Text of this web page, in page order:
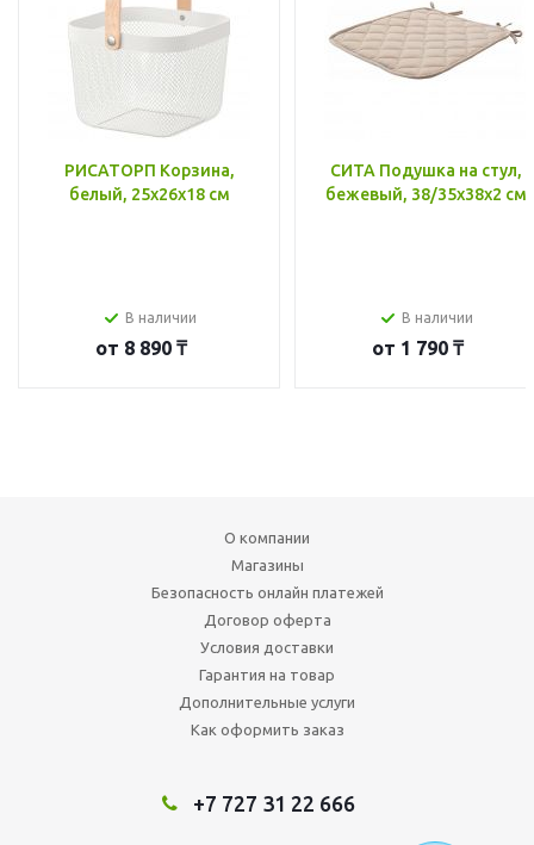
РИСАТОРП Корзина,
белый, 25x26x18 см
В наличии
от 8 890 ₸
СИТА Подушка на стул,
бежевый, 38/35x38x2 см
В наличии
от 1 790 ₸
О компании
Магазины
Безопасность онлайн платежей
Договор оферта
Условия доставки
Гарантия на товар
Дополнительные услуги
Как оформить заказ
+7 727 31 22 666